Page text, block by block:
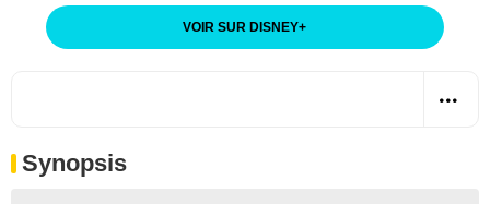
VOIR SUR DISNEY+
Synopsis